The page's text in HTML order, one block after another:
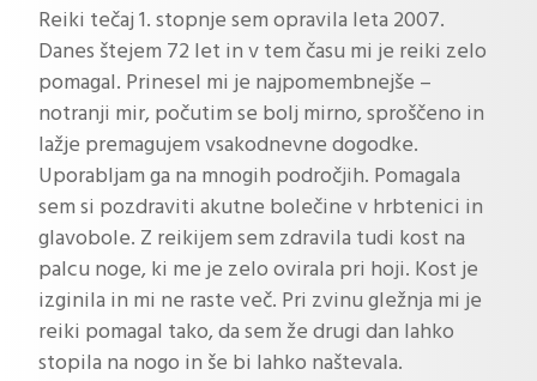
Reiki tečaj 1. stopnje sem opravila leta 2007.
Danes štejem 72 let in v tem času mi je reiki zelo
pomagal. Prinesel mi je najpomembnejše –
notranji mir, počutim se bolj mirno, sproščeno in
lažje premagujem vsakodnevne dogodke.
Uporabljam ga na mnogih področjih. Pomagala
sem si pozdraviti akutne bolečine v hrbtenici in
glavobole. Z reikijem sem zdravila tudi kost na
palcu noge, ki me je zelo ovirala pri hoji. Kost je
izginila in mi ne raste več. Pri zvinu gležnja mi je
reiki pomagal tako, da sem že drugi dan lahko
stopila na nogo in še bi lahko naštevala.